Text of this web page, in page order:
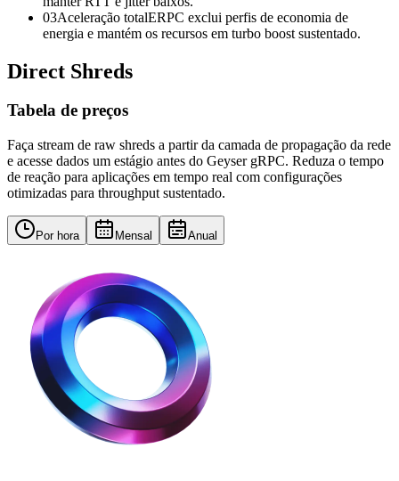
03Aceleração totalERPC exclui perfis de economia de
energia e mantém os recursos em turbo boost sustentado.
Direct Shreds
Tabela de preços
Faça stream de raw shreds a partir da camada de propagação da rede
e acesse dados um estágio antes do Geyser gRPC. Reduza o tempo
de reação para aplicações em tempo real com configurações
otimizadas para throughput sustentado.
Por hora Mensal Anual